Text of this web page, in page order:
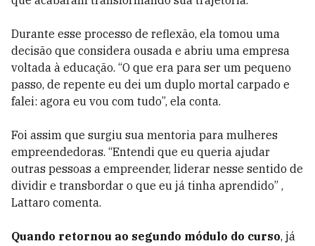
Durante esse processo de reflexão, ela tomou uma
decisão que considera ousada e abriu uma empresa
voltada à educação. “O que era para ser um pequeno
passo, de repente eu dei um duplo mortal carpado e
falei: agora eu vou com tudo”, ela conta.
Foi assim que surgiu sua mentoria para mulheres
empreendedoras. “Entendi que eu queria ajudar
outras pessoas a empreender, liderar nesse sentido de
dividir e transbordar o que eu já tinha aprendido” ,
Lattaro comenta.
Quando retornou ao segundo módulo do curso, já